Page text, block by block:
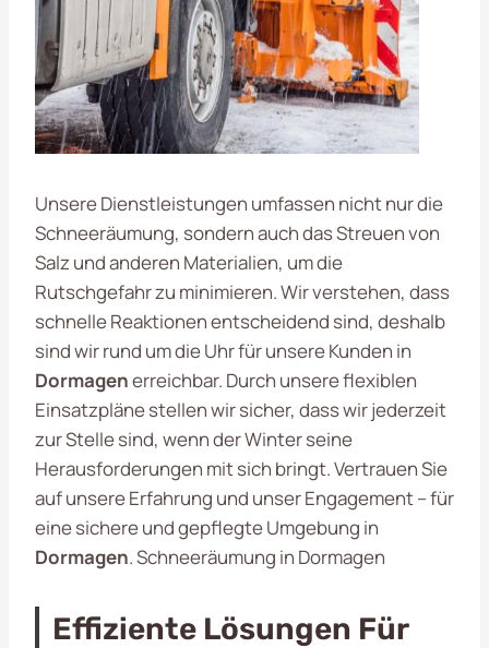
Unsere Dienstleistungen umfassen nicht nur die
Schneeräumung, sondern auch das Streuen von
Salz und anderen Materialien, um die
Rutschgefahr zu minimieren. Wir verstehen, dass
schnelle Reaktionen entscheidend sind, deshalb
sind wir rund um die Uhr für unsere Kunden in
Dormagenerreichbar. Durch unsere flexiblen
Einsatzpläne stellen wir sicher, dass wir jederzeit
zur Stelle sind, wenn der Winter seine
Herausforderungen mit sich bringt. Vertrauen Sie
auf unsere Erfahrung und unser Engagement – für
eine sichere und gepflegte Umgebung in
Dormagen. Schneeräumung in Dormagen
Effiziente Lösungen Für